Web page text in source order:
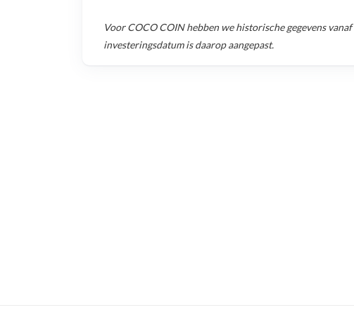
VoorCOCO COINhebben we historische gegevens vanaf
investeringsdatum is daarop aangepast.